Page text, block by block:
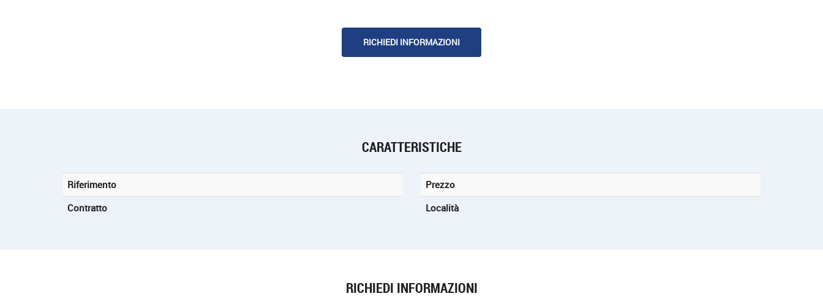
RICHIEDI INFORMAZIONI
CARATTERISTICHE
Riferimento
Contratto
Prezzo
Località
RICHIEDI INFORMAZIONI